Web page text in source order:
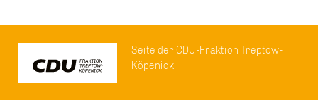
Seite der CDU-Fraktion Treptow-
Köpenick